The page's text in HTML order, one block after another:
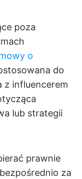
poza
o
do
z influencerem
lub strategii
prawnie
za